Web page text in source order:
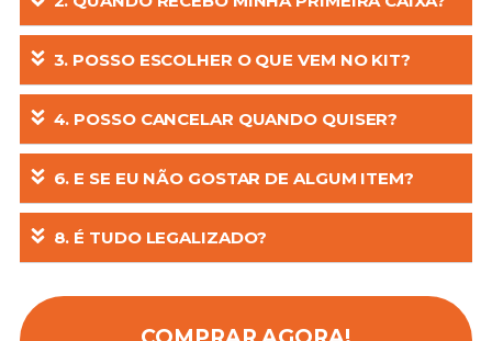
3. POSSO ESCOLHER O QUE VEM NO KIT?
4. POSSO CANCELAR QUANDO QUISER?
6. E SE EU NÃO GOSTAR DE ALGUM ITEM?
8. É TUDO LEGALIZADO?